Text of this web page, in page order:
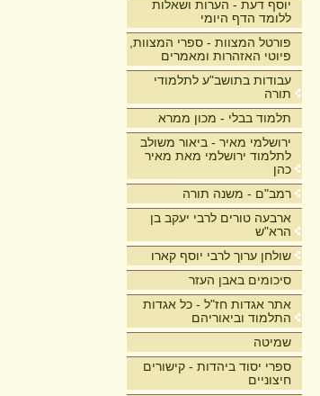
יוסף דעת - הערות ושאלות
ללומד הדף היומי
פורטל המצוות - ספרי המצוות,
פיוטי האזהרות ומאמרים
עבודות בתושב"ע לתלמודי
תורה
תלמוד בבלי - מכון ממרא
ירושלמי מאיר - ביאור משולב
לתלמוד ירושלמי מאת מאיר
כהן
רמב"ם - משנה תורה
ארבעה טורים לרבי יעקב בן
הרא"ש
שולחן ערוך לרבי יוסף קארו
סיכומים באבן העזר
אתר אגדות חז"ל - כל אגדות
התלמוד וביאוריהם
שמיטה
ספרי יסוד ביהדות - קישורים
חיצוניים